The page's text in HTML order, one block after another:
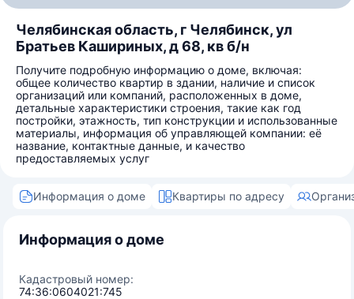
Челябинская область, г Челябинск, ул
Братьев Кашириных, д 68, кв б/н
Получите подробную информацию о доме, включая:
общее количество квартир в здании, наличие и список
организаций или компаний, расположенных в доме,
детальные характеристики строения, такие как год
постройки, этажность, тип конструкции и использованные
материалы, информация об управляющей компании: её
название, контактные данные, и качество
предоставляемых услуг
Информация о доме Квартиры по адресу
Информация о доме
Кадастровый номер:
74:36:0604021:745